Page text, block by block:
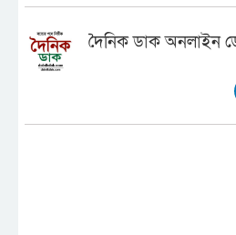
দৈনিক ডাক অনলাইন